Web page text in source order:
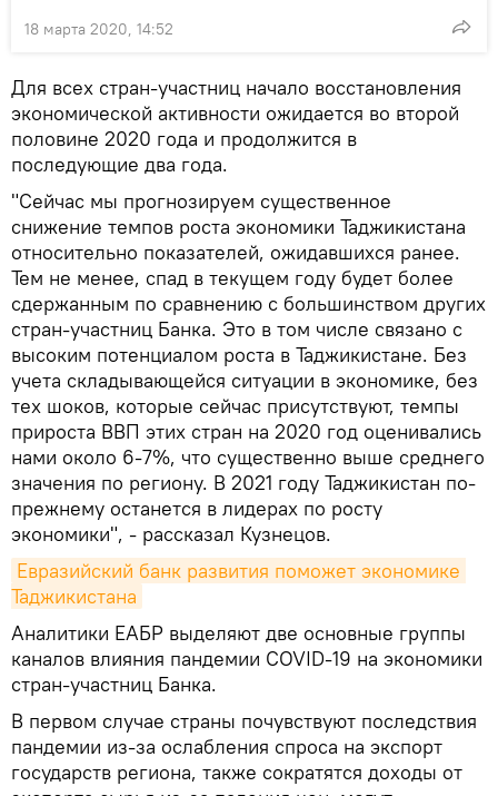
18 марта 2020, 14:52
Для всех стран-участниц начало восстановления
экономической активности ожидается во второй
половине 2020 года и продолжится в
последующие два года.
"Сейчас мы прогнозируем существенное
снижение темпов роста экономики Таджикистана
относительно показателей, ожидавшихся ранее.
Тем не менее, спад в текущем году будет более
сдержанным по сравнению с большинством других
стран-участниц Банка. Это в том числе связано с
высоким потенциалом роста в Таджикистане. Без
учета складывающейся ситуации в экономике, без
тех шоков, которые сейчас присутствуют, темпы
прироста ВВП этих стран на 2020 год оценивались
нами около 6-7%, что существенно выше среднего
значения по региону. В 2021 году Таджикистан по-
прежнему останется в лидерах по росту
экономики", - рассказал Кузнецов.
Евразийский банк развития поможет экономике
Таджикистана
Аналитики ЕАБР выделяют две основные группы
каналов влияния пандемии COVID-19 на экономики
стран-участниц Банка.
В первом случае страны почувствуют последствия
пандемии из-за ослабления спроса на экспорт
государств региона, также сократятся доходы от